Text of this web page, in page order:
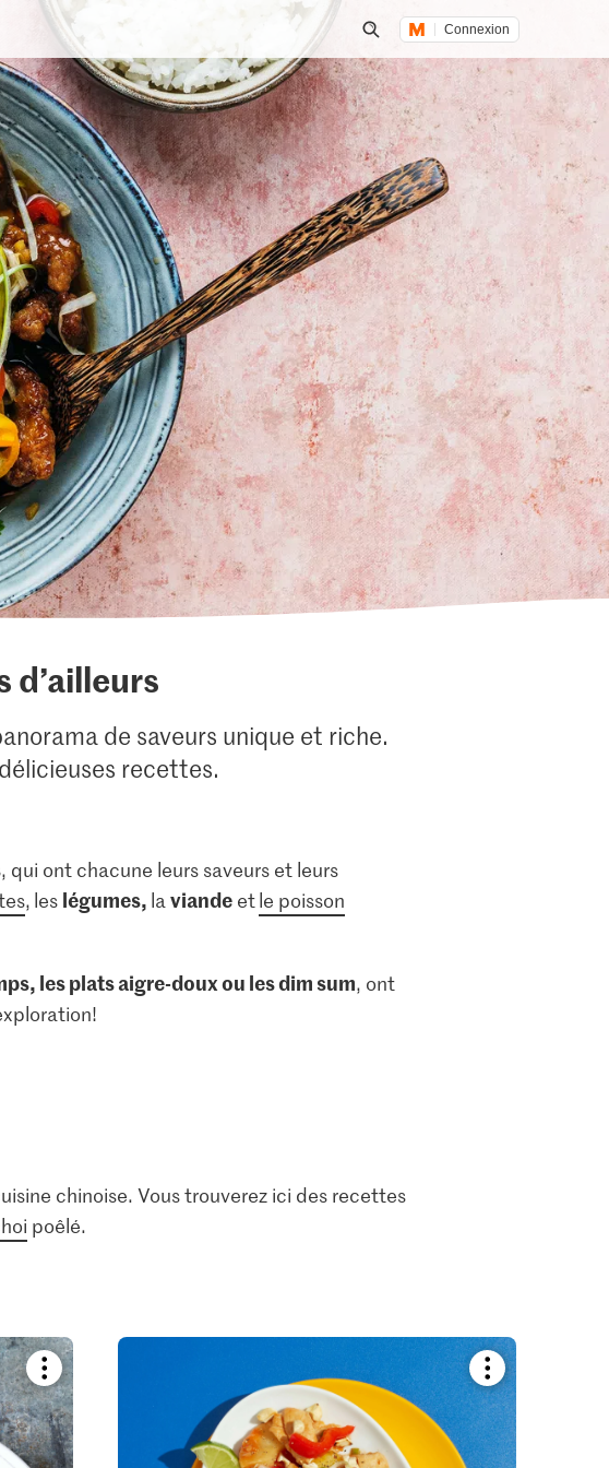
Lancer une recherche
Connexion
d’ailleurs
de saveurs unique et riche.
recettes.
, qui ont chacune leurs saveurs et leurs
, les légumes, laviandeetle poisson
les plats aigre-doux ou les dim sum, ont
chinoise. Vous trouverez ici des recettes
poêlé.
Bookmark
recipe
or
add
it
to
Bookmark
recipe
or
add
it
to